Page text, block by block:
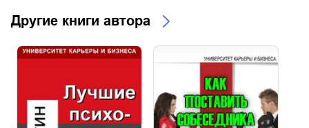
Другие книги автора